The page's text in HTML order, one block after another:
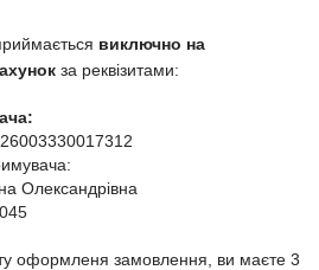
виключно на
за реквізитами:
Олександрівна
оформленя замовлення, ви маєте 3